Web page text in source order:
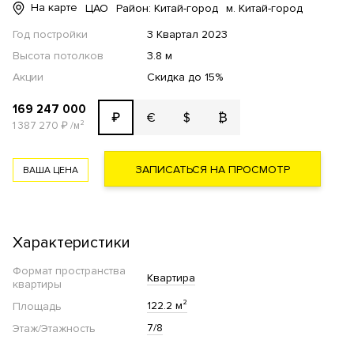
На карте ЦАО Район: Китай-город м. Китай-город
Год постройки
3 Квартал 2023
Высота потолков
3.8 м
Акции
Скидка до 15%
169 247 000
1 387 270 ₽/м² ₽ € $ ₿
ВАША ЦЕНА ЗАПИСАТЬСЯ НА ПРОСМОТР
Характеристики
Формат пространства
квартиры
Квартира
Площадь
122.2 м²
Этаж/Этажность
7/8